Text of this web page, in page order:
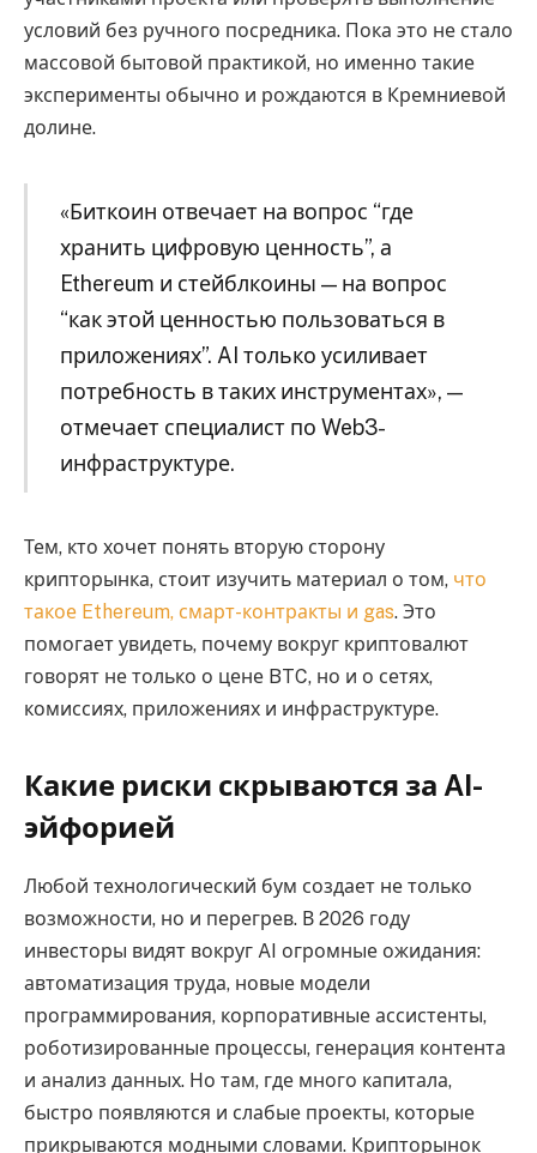
условий без ручного посредника. Пока это не стало
массовой бытовой практикой, но именно такие
эксперименты обычно и рождаются в Кремниевой
долине.
«Биткоин отвечает на вопрос “где
хранить цифровую ценность”, а
Ethereum и стейблкоины — на вопрос
“как этой ценностью пользоваться в
приложениях”. AI только усиливает
потребность в таких инструментах», —
отмечает специалист по Web3-
инфраструктуре.
Тем, кто хочет понять вторую сторону
крипторынка, стоит изучить материал о том, что
такое Ethereum, смарт-контракты и gas. Это
помогает увидеть, почему вокруг криптовалют
говорят не только о цене BTC, но и о сетях,
комиссиях, приложениях и инфраструктуре.
Какие риски скрываются за AI-
эйфорией
Любой технологический бум создает не только
возможности, но и перегрев. В 2026 году
инвесторы видят вокруг AI огромные ожидания:
автоматизация труда, новые модели
программирования, корпоративные ассистенты,
роботизированные процессы, генерация контента
и анализ данных. Но там, где много капитала,
быстро появляются и слабые проекты, которые
прикрываются модными словами. Крипторынок